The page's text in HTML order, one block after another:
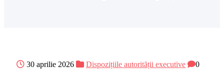
30 aprilie 2026 Dispozițiile autorității executive 0